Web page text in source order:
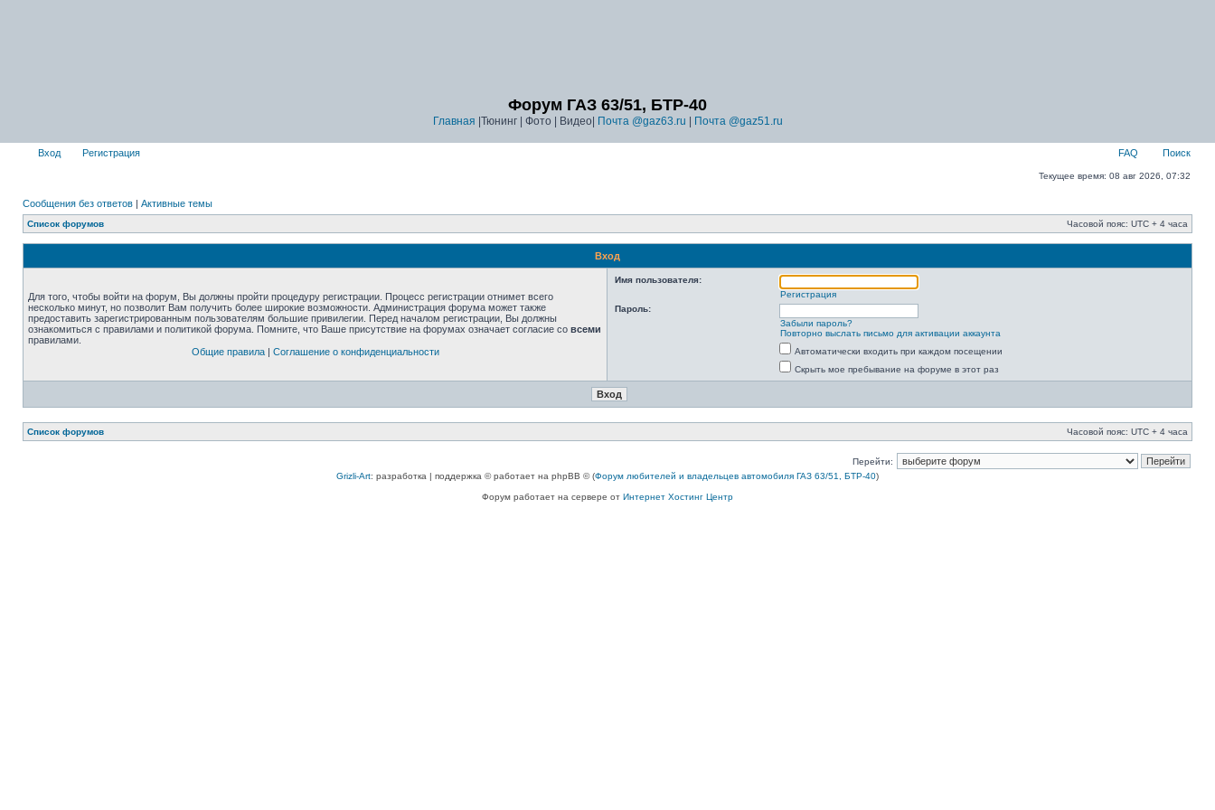
Форум ГАЗ 63/51, БТР-40
Главная |Тюнинг | Фото | Видео| Почта @gaz63.ru Почта @gaz51.ru
Вход Регистрация FAQ Поиск
Текущее время: 08 авг 2026, 07:32
Сообщения без ответов | Активные темы
Список форумов Часовой пояс: UTC + 4 часа
Вход
Для того, чтобы войти на форум, Вы должны пройти процедуру регистрации. Процесс регистрации отнимет всего
несколько минут, но позволит Вам получить более широкие возможности. Администрация форума может также
предоставить зарегистрированным пользователям большие привилегии. Перед началом регистрации, Вы должны
ознакомиться с правилами и политикой форума. Помните, что Ваше присутствие на форумах означает согласие со всеми
правилами.
Общие правила| Соглашение о конфиденциальности
Имя пользователя:
Регистрация
Пароль:
Забыли пароль?
Повторно выслать письмо для активации аккаунта
Автоматически входить при каждом посещении
Скрыть мое пребывание на форуме в этот раз
Список форумов Часовой пояс: UTC + 4 часа
Перейти:
Grizli-Art: разработка | поддержка © работает на phpBB © (Форум любителей и владельцев автомобиля ГАЗ 63/51, БТР-40)
Форум работает на сервере от Интернет Хостинг Центр